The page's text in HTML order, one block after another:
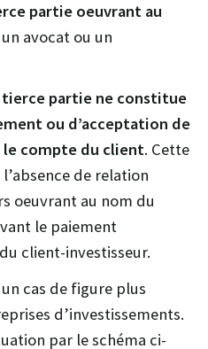
partie oeuvrant au
avocat ou un
tierce partie ne constitue
ou d’acceptation de
le compte du client. Cette
de relation
oeuvrant au nom du
le paiement
client-investisseur.
un cas de figure plus
d’investissements.
par le schéma ci-